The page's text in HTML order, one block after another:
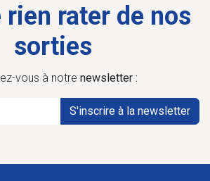
rien rater de nos
sorties
vous à notre newsletter :
S'inscrire à la newsletter